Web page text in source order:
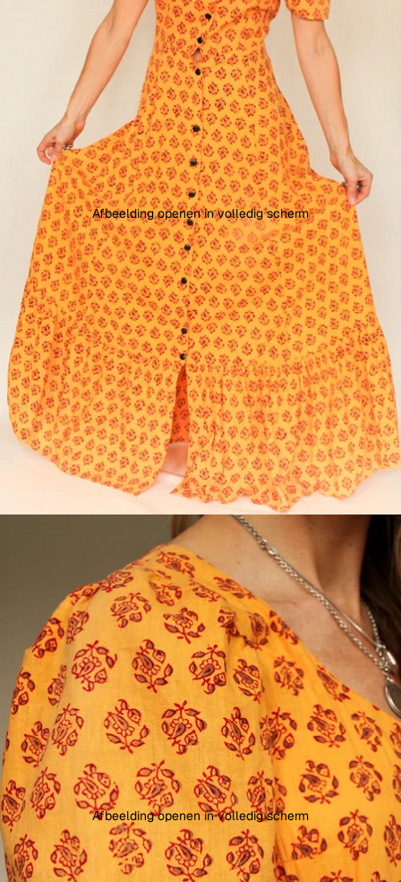
Afbeelding openen in volledig scherm
Afbeelding openen in volledig scherm